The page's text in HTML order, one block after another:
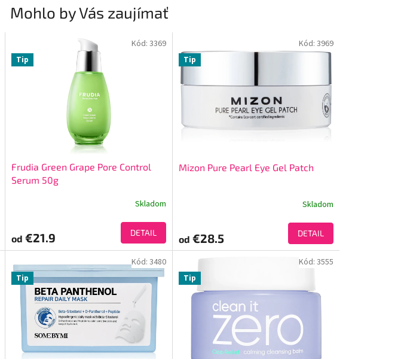
Mohlo by Vás zaujímať
Tip
Frudia Green Grape Pore Control
Serum 50g
Skladom
od €21.9 DETAIL
Kód: 3369
Tip
Mizon Pure Pearl Eye Gel Patch
Skladom
od €28.5 DETAIL
Kód: 3969
Tip
Kód: 3480
Tip
Kód: 3555